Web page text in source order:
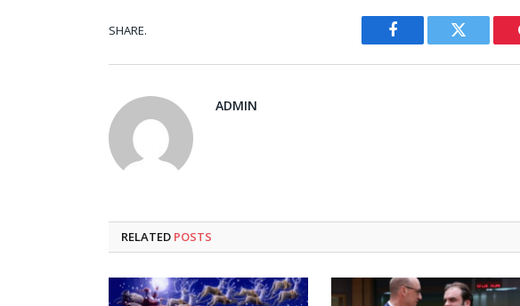
SHARE.
Facebook Twitter
ADMIN
RELATED POSTS